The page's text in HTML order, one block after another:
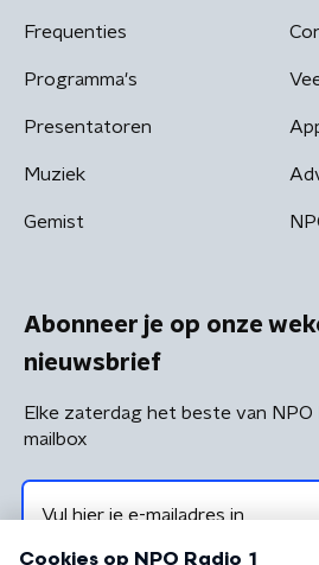
Frequenties
Programma's
Presentatoren
Muziek
Gemist
Abonneer je op onze
nieuwsbrief
Elke zaterdag het beste van NPO
mailbox